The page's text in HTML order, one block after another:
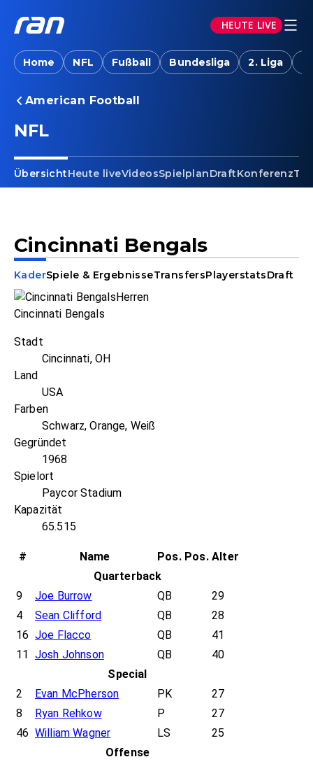
HEUTE LIVE
Home NFL Fußball Bundesliga 2. Liga
American Football
NFL
ÜbersichtHeute liveVideosSpielplanDraftKonferenz
Cincinnati Bengals
KaderSpiele & ErgebnisseTransfersPlayerstatsDraft
Cincinnati Bengals
Stadt
Cincinnati, OH
Land
USA
Farben
Schwarz, Orange, Weiß
Gegründet
1968
Spielort
Paycor Stadium
Kapazität
65.515
# Name Pos. Pos. Alter
Quarterback
9
Joe Burrow QB
29
4
Sean Clifford QB
28
16 Joe Flacco QB
41
11
Josh Johnson QB
40
Special
2
Evan McPherson PK
27
8
Ryan Rehkow P
27
46 William Wagner LS
25
Offense